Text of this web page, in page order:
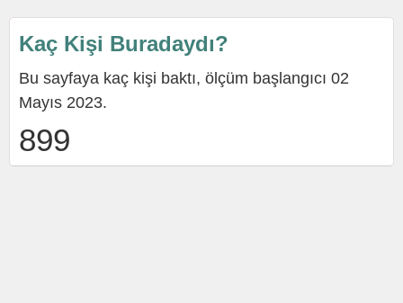
Kaç Kişi Buradaydı?
Bu sayfaya kaç kişi baktı, ölçüm başlangıcı 02
Mayıs 2023.
899